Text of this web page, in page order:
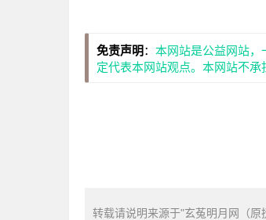
免责声明 ： 本网站是公益网站，
定代表本网站观点。本网站不
转载请说明来源于"玄菟明月网（原